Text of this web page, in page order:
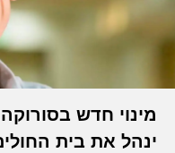
מינוי חדש
ינהל את בית